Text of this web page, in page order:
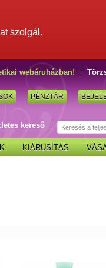
szolgál.
webáruházban!
PÉNZTÁR
kereső
KIÁRUSÍTÁS